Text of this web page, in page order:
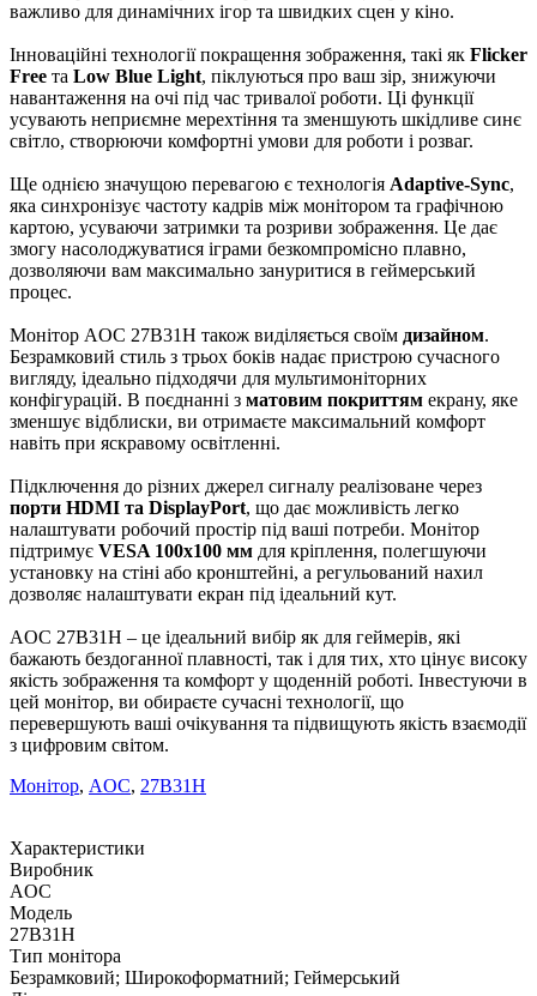
важливо для динамічних ігор та швидких сцен у кіно.
Інноваційні технології покращення зображення, такі як Flicker
Free та Low Blue Light, піклуються про ваш зір, знижуючи
навантаження на очі під час тривалої роботи. Ці функції
усувають неприємне мерехтіння та зменшують шкідливе синє
світло, створюючи комфортні умови для роботи і розваг.
Ще однією значущою перевагою є технологія Adaptive-Sync,
яка синхронізує частоту кадрів між монітором та графічною
картою, усуваючи затримки та розриви зображення. Це дає
змогу насолоджуватися іграми безкомпромісно плавно,
дозволяючи вам максимально зануритися в геймерський
процес.
Монітор AOC 27B31H також виділяється своїм дизайном.
Безрамковий стиль з трьох боків надає пристрою сучасного
вигляду, ідеально підходячи для мультимоніторних
конфігурацій. В поєднанні з матовим покриттям екрану, яке
зменшує відблиски, ви отримаєте максимальний комфорт
навіть при яскравому освітленні.
Підключення до різних джерел сигналу реалізоване через
порти HDMI та DisplayPort, що дає можливість легко
налаштувати робочий простір під ваші потреби. Монітор
підтримує VESA 100x100 мм для кріплення, полегшуючи
установку на стіні або кронштейні, а регульований нахил
дозволяє налаштувати екран під ідеальний кут.
AOC 27B31H – це ідеальний вибір як для геймерів, які
бажають бездоганної плавності, так і для тих, хто цінує високу
якість зображення та комфорт у щоденній роботі. Інвестуючи в
цей монітор, ви обираєте сучасні технології, що
перевершують ваші очікування та підвищують якість взаємодії
з цифровим світом.
Монітор, AOC, 27B31H
Характеристики
Виробник
AOC
Модель
27B31H
Тип монітора
Безрамковий; Широкоформатний; Геймерський